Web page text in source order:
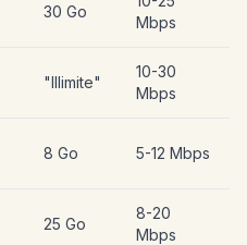
30 Go
Mbps
"Illimite"
10-30
Mbps
8 Go 5-12 Mbps
25 Go
8-20
Mbps